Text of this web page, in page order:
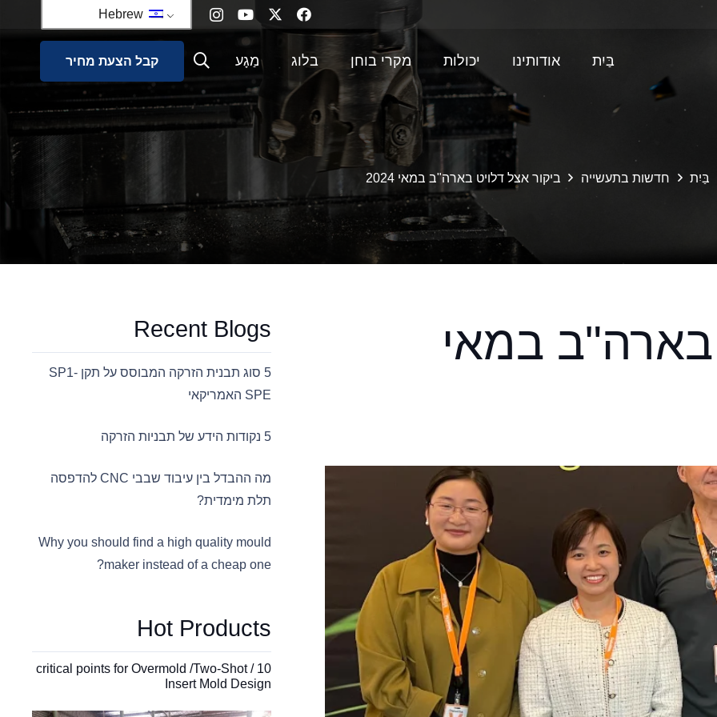
Hebrew
בַּיִת אודותינו יכולות מקרי בוחן בלוג מַגָע קבל הצעת מחיר
בַּיִת חדשות בתעשייה ביקור אצל דלויט בארה"ב במאי 2024
בארה"ב במאי Recent Blogs
5 סוג תבנית הזרקה המבוסס על תקן SP1-
SPE האמריקאי
5 נקודות הידע של תבניות הזרקה
מה ההבדל בין עיבוד שבבי CNC להדפסה
תלת מימדית?
Why you should find a high quality mould
maker instead of a cheap one?
Hot Products
10 critical points for Overmold /Two-Shot /
Insert Mold Design